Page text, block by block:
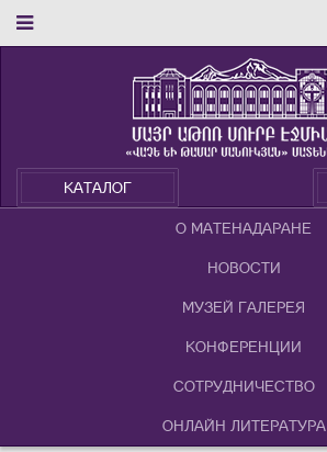
КАТАЛОГ
О МАТЕНАДАРАНЕ
НОВОСТИ
МУЗЕЙ ГАЛЕРЕЯ
КОНФЕРЕНЦИИ
СОТРУДНИЧЕСТВО
ОНЛАЙН ЛИТЕРАТУРА